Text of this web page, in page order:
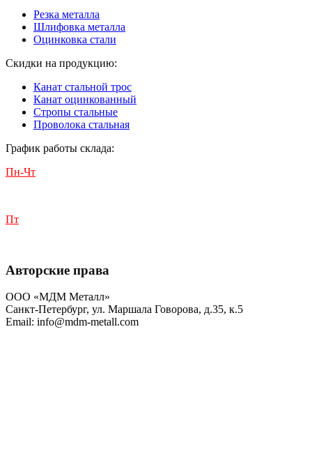
Резка металла
Шлифовка металла
Оцинковка стали
Скидки на продукцию:
Канат стальной трос
Канат оцинкованный
Стропы стальные
Проволока стальная
График работы склада:
Пн-Чт
Пт
Авторские права
ООО «МДМ Металл»
Санкт-Петербург, ул. Маршала Говорова, д.35, к.5
Email: info@mdm-metall.com